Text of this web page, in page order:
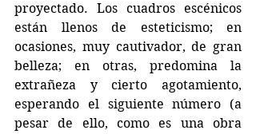
proyectado. Los cuadros escénicos
están llenos de esteticismo; en
ocasiones, muy cautivador, de gran
belleza; en otras, predomina la
extrañeza y cierto agotamiento,
esperando el siguiente número (a
pesar de ello, como es una obra